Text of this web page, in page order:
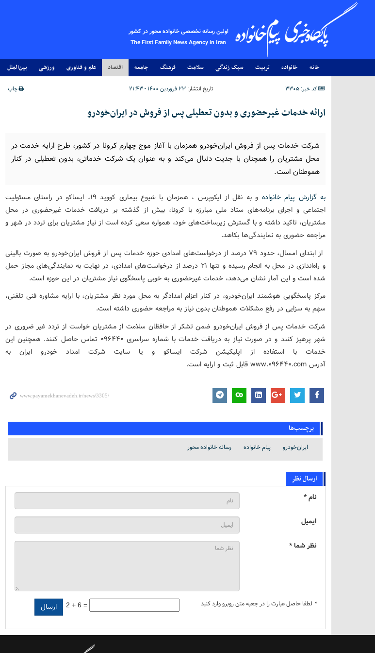
اولین رسانه تخصصی خانواده محور در کشور
The First Family News Agency in Iran
خانه خانواده تربیت سبک زندگی سلامت فرهنگ جامعه اقتصاد علم و فناوری ورزشی بین‌الملل
کد خبر: 3305 تاریخ انتشار: ۲۳ فروردین ۱۴۰۰ - ۲۱:۴۳ چاپ
ارائه خدمات غیرحضوری و بدون تعطیلی پس از فروش در ایران‌خودرو
شرکت خدمات پس از فروش ایران‌خودرو همزمان با آغاز موج چهارم کرونا در کشور، طرح ارایه خدمت در
محل مشتریان را همچنان با جدیت دنبال می‌کند و به عنوان یک شرکت خدماتی، بدون تعطیلی در کنار
هموطنان است.
به گزارش پیام خانواده
و به نقل از ایکوپرس ، همزمان با شیوع بیماری کووید ۱۹، ایساکو در راستای مسئولیت
اجتماعی و اجرای برنامه‌های ستاد ملی مبارزه با کرونا، بیش از گذشته بر دریافت خدمات غیرحضوری در محل
مشتریان، تاکید داشته و با گسترش زیرساخت‌های خود، همواره سعی کرده است از نیاز مشتریان برای تردد در شهر و
مراجعه حضوری به نمایندگی‌ها بکاهد.
از ابتدای امسال، حدود ۷۹ درصد از درخواست‌های امدادی حوزه خدمات پس از فروش ایران‌خودرو به صورت بالینی
و راه‌اندازی در محل به انجام رسیده و تنها ۲۱ درصد از درخواست‌های امدادی، در نهایت به نمایندگی‌های مجاز حمل
شده است و این آمار نشان می‌دهد، خدمات غیرحضوری به خوبی پاسخگوی نیاز مشتریان در این حوزه است.
مرکز پاسخگویی هوشمند ایران‌خودرو، در کنار اعزام امدادگر به محل مورد نظر مشتریان، با ارایه مشاوره فنی تلفنی،
سهم به سزایی در رفع مشکلات هموطنان بدون نیاز به مراجعه حضوری داشته‌ است.
شرکت خدمات پس از فروش ایران‌خودرو ضمن تشکر از حافظان سلامت از مشتریان خواست از تردد غیر ضروری در
شهر پرهیز کنند و در صورت نیاز به دریافت خدمات با شماره سراسری ۰۹۶۴۴۰ تماس حاصل کنند. همچنین این
خدمات با استفاده از اپلیکیشن شرکت ایساکو و یا سایت شرکت امداد خودرو ایران به
آدرس www.096440.com قابل ثبت و ارایه است.
برچسب‌ها
ایران‌خودرو پیام خانواده رسانه خانواده محور
ارسال نظر
نام *
ایمیل
نظر شما *
* لطفا حاصل عبارت را در جعبه متن روبرو وارد کنید 2 + 6 =